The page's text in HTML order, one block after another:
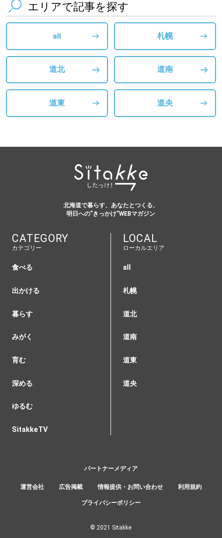
エリアで記事を探す
all 札幌
道北 道南
道東 道央
北海道で暮らす、あなたとつくる、
明日への”きっかけ”WEBマガジン
CATEGORY
カテゴリー
食べる
出かける
暮らす
みがく
育む
深める
ゆるむ
SitakkeTV
LOCAL
ローカルエリア
all
札幌
道北
道南
道東
道央
運営会社 広告掲載 情報提供・お問い合わせ 利用規約
プライバシーポリシー
パートナーメディア
© 2021 Sitakke